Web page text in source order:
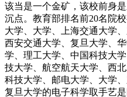
该当是一个金矿，该校前身
沉点。教育部排名前20名院
大学、大学、上海交通大学
西安交通大学、复旦大学、
学、理工大学、中国科技大
技大学、航空航天大学、西
科技大学、邮电大学、大学
复旦大学的电子科学取手艺